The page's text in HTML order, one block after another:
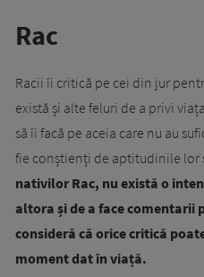
Rac
Racii îi critică pe cei din jur
există și alte feluri de a privi
să îi facă pe aceia care nu au
fie conștienți de aptitudinile lor
nativilor Rac, nu există o
altora și de a face
consideră că orice critică
moment dat în viață.